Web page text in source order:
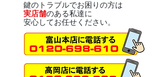
鍵のトラブルでお困りの方は
実店舗のある私達に
安心してお任せください。